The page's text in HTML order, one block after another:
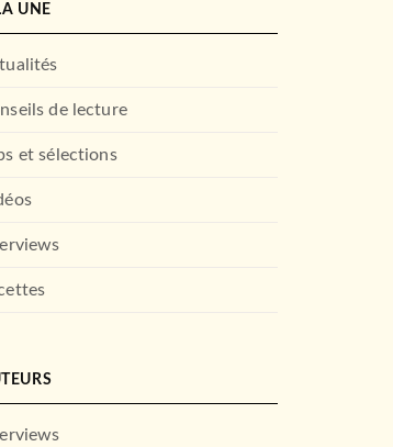
UNE
de lecture
et sélections